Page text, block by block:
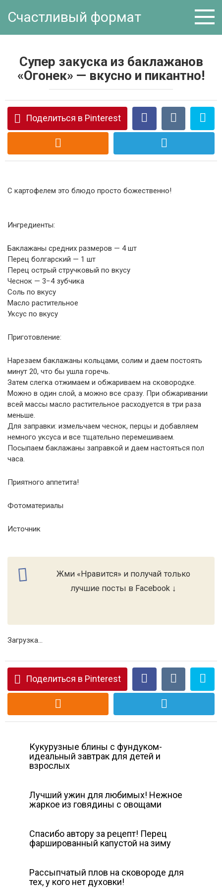
Счастливый формат
Супер закуска из баклажанов
«Огонек» — вкусно и пикантно!
Поделиться в Pinterest
С картофелем это блюдо просто божественно!
Ингредиенты:
Баклажаны средних размеров — 4 шт
Перец болгарский — 1 шт
Перец острый стручковый по вкусу
Чеснок — 3−4 зубчика
Соль по вкусу
Масло растительное
Уксус по вкусу
Приготовление:
Нарезаем баклажаны кольцами, солим и даем постоять
минут 20, что бы ушла горечь.
Затем слегка отжимаем и обжариваем на сковородке.
Можно в один слой, а можно все сразу. При обжаривании
всей массы масло растительное расходуется в три раза
меньше.
Для заправки: измельчаем чеснок, перцы и добавляем
немного уксуса и все тщательно перемешиваем.
Посыпаем баклажаны заправкой и даем настояться пол
часа.
Приятного аппетита!
Фотоматериалы
Источник
Жми «Нравится» и получай только
лучшие посты в Facebook ↓
Загрузка...
Поделиться в Pinterest
Кукурузные блины с фундуком-
идеальный завтрак для детей и
взрослых
Лучший ужин для любимых! Нежное
жаркое из говядины с овощами
Спасибо автору за рецепт! Перец
фаршированный капустой на зиму
Рассыпчатый плов на сковороде для
тех, у кого нет духовки!